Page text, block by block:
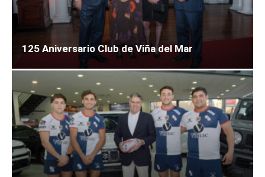
125 Aniversario Club de Viña del Mar